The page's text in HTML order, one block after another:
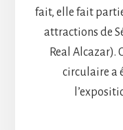
fait, elle fait partie
attractions de
Real Alcazar).
circulaire a